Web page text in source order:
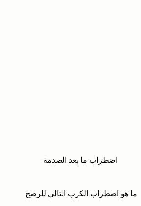
اضطراب ما بعد الصدمة
ما هو اضطراب الكرب التالي للرضح